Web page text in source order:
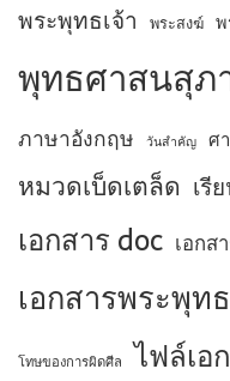
พระพุทธเจ้า พระสงฆ์
พุทธศาสนสุภ
ภาษาอังกฤษ วันสำคัญ ศ
หมวดเบ็ดเตล็ด เรี
เอกสาร doc เอกส
เอกสารพระพุท
โทษของการผิดศีล ไฟล์เอ